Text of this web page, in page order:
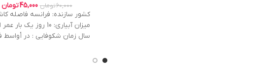
60,000تومان 45,000تومان